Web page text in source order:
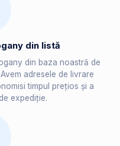
din listă
din baza noastră de
adresele de livrare
timpul prețios și a
expediție.